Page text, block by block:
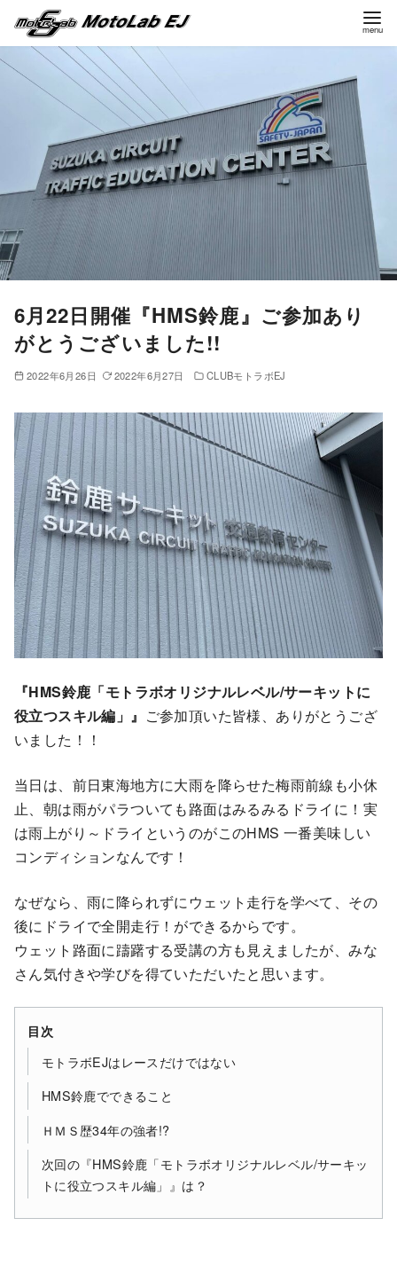
コ
移
動
6月22日開催『HMS鈴鹿』ご参加あり
がとうございました!!
2022年6月26日 2022年6月27日 CLUBモトラボEJ
『HMS鈴鹿「モトラボオリジナルレベル/サーキットに
役立つスキル編」』 ご参加頂いた皆様、ありがとうござ
いました！！
当日は、前日東海地方に大雨を降らせた梅雨前線も小休
止、朝は雨がパラついても路面はみるみるドライに！実
は雨上がり～ドライというのがこのHMS 一番美味しい
コンディションなんです！
なぜなら、雨に降られずにウェット走行を学べて、その
後にドライで全開走行！ができるからです。
ウェット路面に躊躇する受講の方も見えましたが、みな
さん気付きや学びを得ていただいたと思います。
目次
モトラボEJはレースだけではない
HMS鈴鹿でできること
ＨＭＳ歴34年の強者!?
次回の『HMS鈴鹿「モトラボオリジナルレベル/サーキッ
トに役立つスキル編」』は？